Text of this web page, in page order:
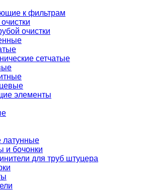
к фильтрам
очистки
сетчатые
элементы
латунные
и бочонки
для труб штуцера